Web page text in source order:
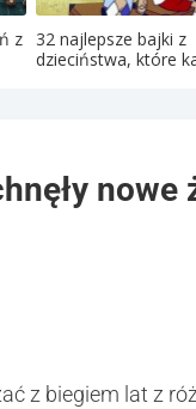
z
32 najlepsze bajki z
dzieciństwa, które
nowe
z biegiem lat z